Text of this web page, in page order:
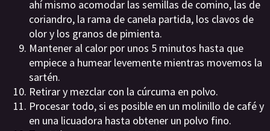
ahí mismo acomodar las semillas de comino, las de
coriandro, la rama de canela partida, los clavos de
olor y los granos de pimienta.
Mantener al calor por unos 5 minutos hasta que
empiece a humear levemente mientras movemos la
sartén.
Retirar y mezclar con la cúrcuma en polvo.
Procesar todo, si es posible en un molinillo de café y
en una licuadora hasta obtener un polvo fino.